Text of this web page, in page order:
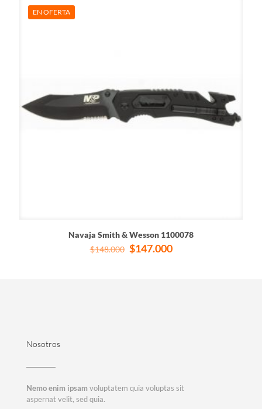
EN OFERTA
Navaja Smith & Wesson 1100078
$148.000 El
$147.000El
Nosotros
Nemo enim ipsam voluptatem quia voluptas sit
aspernat velit, sed quia.